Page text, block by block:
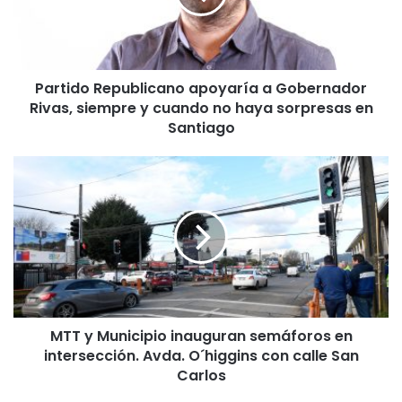
n
o
a
o
y
Partido Republicano apoyaría a Gobernador
Rivas, siempre y cuando no haya sorpresas en
Santiago
T
y
M
u
i
c
MTT y Municipio inauguran semáforos en
intersección. Avda. O´higgins con calle San
Carlos